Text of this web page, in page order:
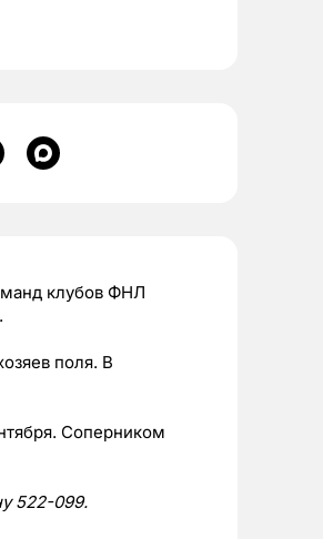
клубов ФНЛ
поля. В
Соперником
522-099.